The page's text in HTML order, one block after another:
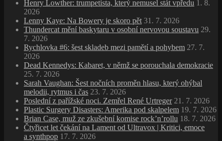
Henry Lowther: trumpetista, který nemusel stát vpředu 1. 8.
2026
Lenny Kaye: Na Bowery je skoro pět 31. 7. 2026
Thundercat mění baskytaru v osobní nervovou soustavu 29.
7. 2026
Rychlovka #6: šest skladeb mezi pamětí a pohybem 27. 7.
2026
Dead Kennedys: Kabaret, v němž se porouchala demokracie
25. 7. 2026
Sarah Vaughan: Šest nočních proměn hlasu, který ohýbal
melodii, rytmus i čas 23. 7. 2026
Poslední z pařížské noci. Zemřel René Urtreger 21. 7. 2026
Plastic Surgery Disasters: Amerika pod skalpelem 19. 7. 2026
Brian Case, muž ze zkušební komise rock’n’rollu 18. 7. 2026
Čtyřicet let čekání na Lament od Ultravox | Kritici, emoce
a synthpop 17. 7. 2026